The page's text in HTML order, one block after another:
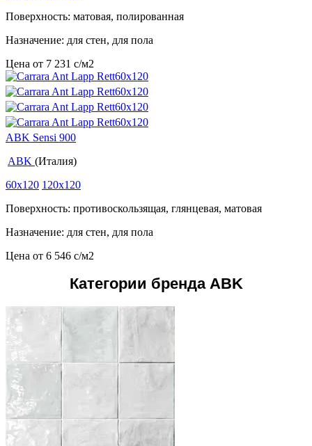
Поверхность: матовая, полированная
Назначение: для стен, для пола
Цена от 7 231 c/м2
ABK Sensi 900
ABK (Италия)
60x120 120x120
Поверхность: противоскользящая, глянцевая, матовая
Назначение: для стен, для пола
Цена от 6 546 c/м2
Категории бренда ABK